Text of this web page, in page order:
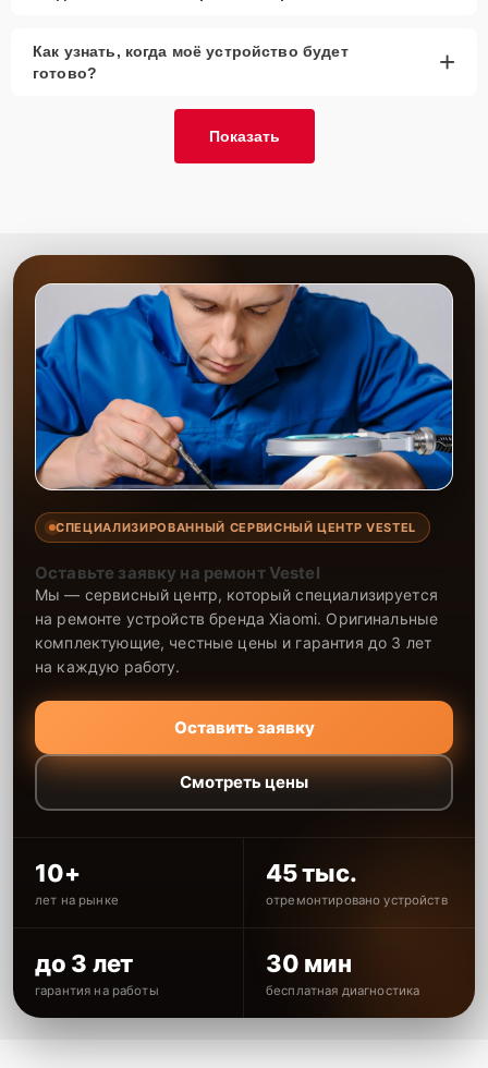
Как узнать, когда моё устройство будет
готово?
+
Показать
СПЕЦИАЛИЗИРОВАННЫЙ СЕРВИСНЫЙ ЦЕНТР VESTEL
Оставьте заявку на ремонт Vestel
Мы — сервисный центр, который специализируется
на ремонте устройств бренда Xiaomi. Оригинальные
комплектующие, честные цены и гарантия до 3 лет
на каждую работу.
Оставить заявку
Смотреть цены
10+
лет на рынке
45 тыс.
отремонтировано устройств
до 3 лет
гарантия на работы
30 мин
бесплатная диагностика